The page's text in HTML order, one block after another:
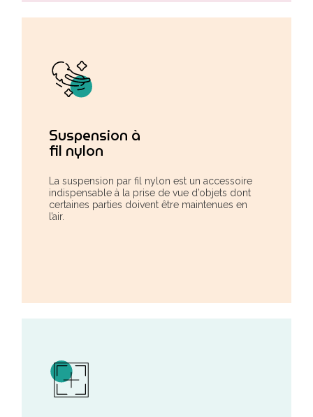
Suspension à
fil nylon
La suspension par fil nylon est un accessoire
indispensable à la prise de vue d’objets dont
certaines parties doivent être maintenues en
l’air.